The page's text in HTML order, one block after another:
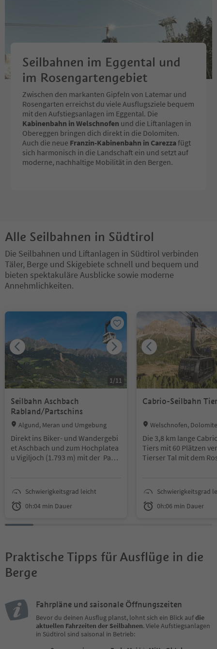
Seilbahnen im Eggental und
im Rosengartengebiet
Zwischen den markanten Gipfeln von Latemar und
Rosengarten erreichst du viele Ausflugsziele bequem
mit den Aufstiegsanlagen im Eggental. Die
Kabinenbahn in Welschnofen und die Liftanlagen in
Obereggen bringen dich direkt in die Dolomiten.
Auch die neue Franzin-Kabinenbahn in Carezzafügt
sich harmonisch in die Landschaft ein und setzt auf
moderne, nachhaltige Mobilität in den Bergen.
Alle Seilbahnen in Südtirol
Die Seilbahnen und Liftanlagen in Südtirol verbinden
Täler, Berge und Skigebiete schnell und bequem und
bieten spektakuläre Ausblicke sowie moderne
Annehmlichkeiten.
1 /11
Seilbahn Aschbach
Rabland/Partschins
Location:
Algund, Meran und Umgebung
Direkt ins Biker- und Wandergebi
et Aschbach und zum Hochplatea
u Vigiljoch (1.793 m) mit der Pano
nbiker und im Winter Schneeschu
hwanderer von Rabland aus in lu
Die Kabinenbahn verfügt über ein
Aufstieg und bringt Sie zu den attr
aktivsten Mountainbike-Strecken
im Meraner Land.
Bei starkem Betriebsaufkommen i
st von 10.00 bis 12.00 Uhr kein Fah
rradtransport möglich.
Schwierigkeitsgrad leicht
0h:04 min Dauer
Cabrio-Seilbahn
Location:
Welschnofen,
Die 3,8 km lange
Tiers mit 60 Plätzen
Tierser Tal mit dem
Carezza Dolomites
Wandergebiet des
die unterirdische
der Kölner Hütte ins
Schwierigkeitsgrad
0h:06 min Dauer
Praktische Tipps für Ausflüge in die
Berge
Fahrpläne und saisonale Öffnungszeiten
Bevor du deinen Ausflug planst, lohnt sich ein Blick aufdie
aktuellen Fahrzeiten der Seilbahnen. Viele Aufstiegsanlagen
in Südtirol sind saisonal in Betrieb: